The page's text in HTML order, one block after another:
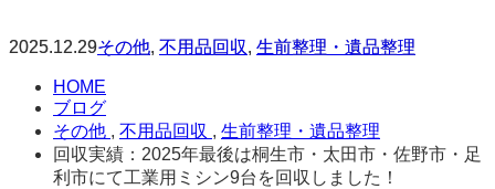
2025.12.29その他, 不用品回収, 生前整理・遺品整理
HOME
ブログ
その他 , 不用品回収 , 生前整理・遺品整理
回収実績：2025年最後は桐生市・太田市・佐野市・足
利市にて工業用ミシン9台を回収しました！